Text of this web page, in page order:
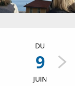
DU
9
JUIN